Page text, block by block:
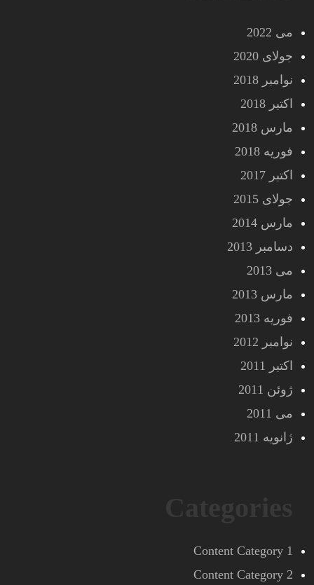
می 2022
جولای 2020
نوامبر 2018
اکتبر 2018
مارس 2018
فوریه 2018
اکتبر 2017
جولای 2015
مارس 2014
دسامبر 2013
می 2013
مارس 2013
فوریه 2013
نوامبر 2012
اکتبر 2011
ژوئن 2011
می 2011
ژانویه 2011
Content Category 1
Content Category 2